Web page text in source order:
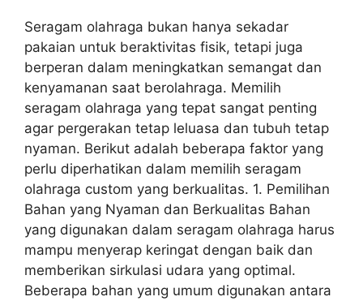
Seragam olahraga bukan hanya sekadar
pakaian untuk beraktivitas fisik, tetapi juga
berperan dalam meningkatkan semangat dan
kenyamanan saat berolahraga. Memilih
seragam olahraga yang tepat sangat penting
agar pergerakan tetap leluasa dan tubuh tetap
nyaman. Berikut adalah beberapa faktor yang
perlu diperhatikan dalam memilih seragam
olahraga custom yang berkualitas. 1. Pemilihan
Bahan yang Nyaman dan Berkualitas Bahan
yang digunakan dalam seragam olahraga harus
mampu menyerap keringat dengan baik dan
memberikan sirkulasi udara yang optimal.
Beberapa bahan yang umum digunakan antara